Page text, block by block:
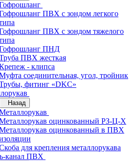
ПВХ с зондом легкого
ПВХ с зондом тяжелого
ПНД
ПВХ жесткая
- клипса
соединительная, угол, тройник
фитинг «DKC»
Назад
оцинкованный РЗ-Ц-Х
оцинкованный в ПВХ
для крепления металлорукава
канал ПВХ